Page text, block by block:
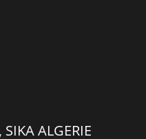
ALGERIE